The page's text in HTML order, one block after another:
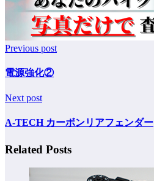
Previous post
電源強化②
Next post
A-TECH カーボンリアフェンダー
Related Posts